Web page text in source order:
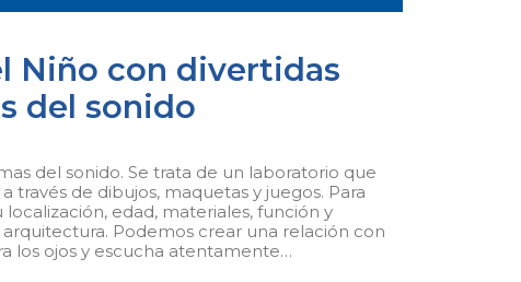
Niño con divertidas
del sonido
del sonido. Se trata de un laboratorio que
de dibujos, maquetas y juegos. Para
edad, materiales, función y
Podemos crear una relación con
los ojos y escucha atentamente…